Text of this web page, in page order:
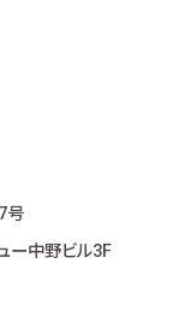
、サービスの
人の代理人で
り残高などの報
行うため
権利の行使や
号
ー中野ビル3F